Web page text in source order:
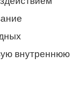
внутреннюю